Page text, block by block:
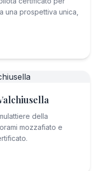
una prospettiva unica,
della
mozzafiato e